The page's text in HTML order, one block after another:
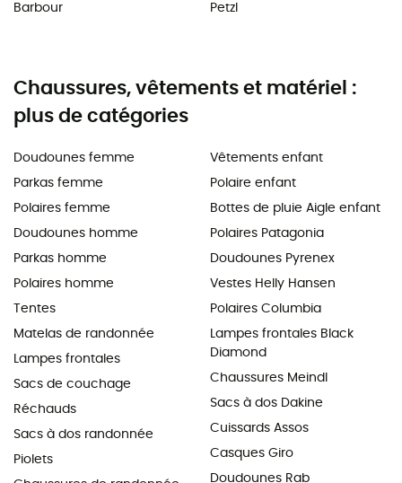
Barbour
Petzl
Chaussures, vêtements et matériel :
plus de catégories
Doudounes femme
Parkas femme
Polaires femme
Doudounes homme
Parkas homme
Polaires homme
Tentes
Matelas de randonnée
Lampes frontales
Sacs de couchage
Réchauds
Sacs à dos randonnée
Piolets
Vêtements enfant
Polaire enfant
Bottes de pluie Aigle enfant
Polaires Patagonia
Doudounes Pyrenex
Vestes Helly Hansen
Polaires Columbia
Lampes frontales Black
Diamond
Chaussures Meindl
Sacs à dos Dakine
Cuissards Assos
Casques Giro
Doudounes Rab